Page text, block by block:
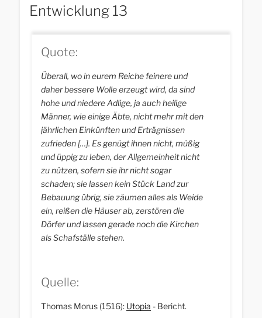
Entwicklung 13
Quote:
Überall, wo in eurem Reiche feinere und
daher bessere Wolle erzeugt wird, da sind
hohe und niedere Adlige, ja auch heilige
Männer, wie einige Äbte, nicht mehr mit den
jährlichen Einkünften und Erträgnissen
zufrieden […]. Es genügt ihnen nicht, müßig
und üppig zu leben, der Allgemeinheit nicht
zu nützen, sofern sie ihr nicht sogar
schaden; sie lassen kein Stück Land zur
Bebauung übrig, sie zäumen alles als Weide
ein, reißen die Häuser ab, zerstören die
Dörfer und lassen gerade noch die Kirchen
als Schafställe stehen.
Quelle:
Thomas Morus (1516): Utopia - Bericht.